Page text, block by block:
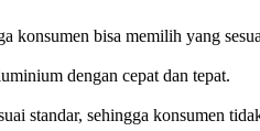
konsumen bisa memilih yang
dengan cepat dan tepat.
standar, sehingga konsumen